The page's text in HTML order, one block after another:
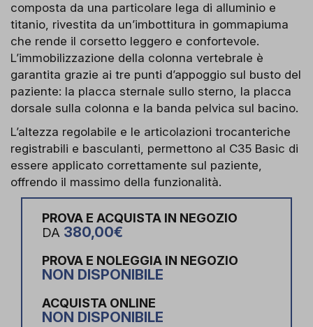
composta da una particolare lega di alluminio e
titanio, rivestita da un’imbottitura in gommapiuma
che rende il corsetto leggero e confortevole.
L’immobilizzazione della colonna vertebrale è
garantita grazie ai tre punti d’appoggio sul busto del
paziente: la placca sternale sullo sterno, la placca
dorsale sulla colonna e la banda pelvica sul bacino.
L’altezza regolabile e le articolazioni trocanteriche
registrabili e basculanti, permettono al C35 Basic di
essere applicato correttamente sul paziente,
offrendo il massimo della funzionalità.
PROVA E ACQUISTA IN NEGOZIO
DA 380,00€
PROVA E NOLEGGIA IN NEGOZIO
NON DISPONIBILE
ACQUISTA ONLINE
NON DISPONIBILE